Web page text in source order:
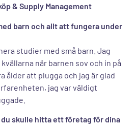
& Supply Management
barn och allt att fungera under
studier med små barn. Jag
när barnen sov och in på
ålder att plugga och jag är glad
jag var väldigt
skulle hitta ett företag för dina